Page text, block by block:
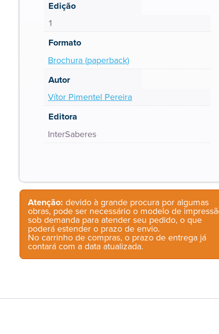
Edição
1
Formato
Brochura (paperback)
Autor
Vítor Pimentel Pereira
Editora
InterSaberes
Atenção: devido à grande procura por algumas
obras, pode ser necessário o modelo de
sob demanda para atender seu pedido, o que
poderá estender o prazo de envio.
No carrinho de compras, o prazo de entrega já
contará com a data atualizada.